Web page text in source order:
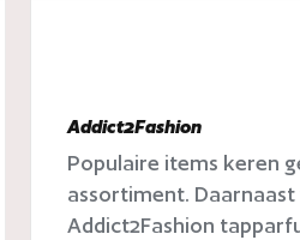
Addict2Fashion
Populaire items keren
assortiment. Daarnaast
Addict2Fashion